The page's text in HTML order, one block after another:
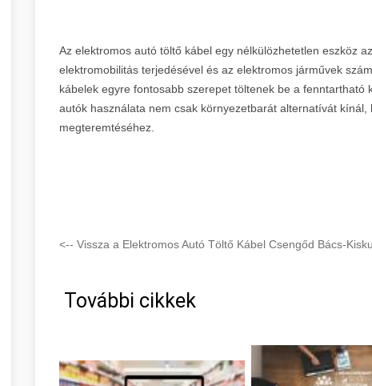
Az elektromos autó töltő kábel egy nélkülözhetetlen eszköz
elektromobilitás terjedésével és az elektromos járművek
kábelek egyre fontosabb szerepet töltenek be a fenntartható
autók használata nem csak környezetbarát alternatívát
megteremtéséhez.
<-- Vissza a Elektromos Autó Töltő Kábel Csengőd Bács-
További cikkek